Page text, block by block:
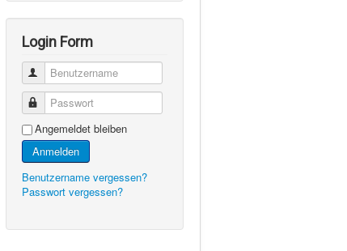
Login Form
Benutzername
Passwort
Angemeldet bleiben
Anmelden
Benutzername vergessen?
Passwort vergessen?